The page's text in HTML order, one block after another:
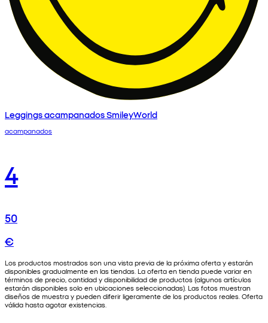
Leggings acampanados SmileyWorld
acampanados
4
50
€
Los productos mostrados son una vista previa de la próxima oferta y estarán
disponibles gradualmente en las tiendas. La oferta en tienda puede variar en
términos de precio, cantidad y disponibilidad de productos (algunos artículos
estarán disponibles solo en ubicaciones seleccionadas). Las fotos muestran
diseños de muestra y pueden diferir ligeramente de los productos reales. Oferta
válida hasta agotar existencias.